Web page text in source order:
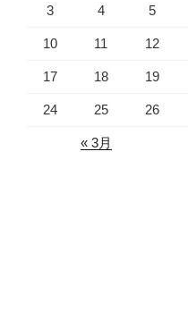
3 4 5
10 11 12
17 18 19
24 25 26
« 3月